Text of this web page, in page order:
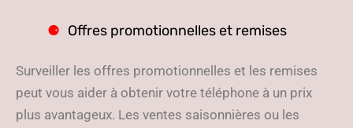
Offres promotionnelles et remises
Surveiller les offres promotionnelles et les remises
peut vous aider à obtenir votre téléphone à un prix
plus avantageux. Les ventes saisonnières ou les